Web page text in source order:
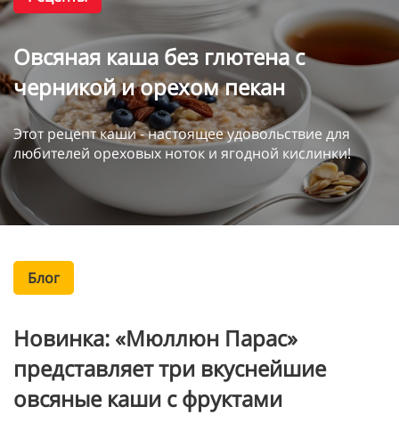
Овсяная каша без глютена с
черникой и орехом пекан
Этот рецепт каши - настоящее удовольствие для
любителей ореховых ноток и ягодной кислинки!
Блог
Новинка: «Мюллюн Парас»
представляет три вкуснейшие
овсяные каши с фруктами